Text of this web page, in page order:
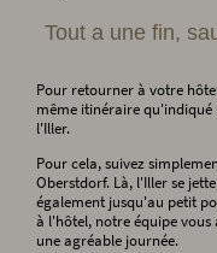
Tout a une fin,
Pour retourner à votre
même itinéraire qu'indiqué
l'Iller.
Pour cela, suivez
Oberstdorf. Là, l'Iller se
également jusqu'au petit
à l'hôtel, notre équipe vous
une agréable journée.